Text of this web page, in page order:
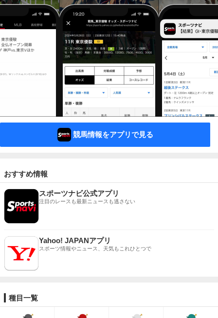
競馬情報をアプリで見る
おすすめ情報
スポーツナビ公式アプリ
注目のレースも最新ニュースも逃さない
Yahoo! JAPANアプリ
スポーツ情報やニュース、天気もこれひとつで
種目一覧